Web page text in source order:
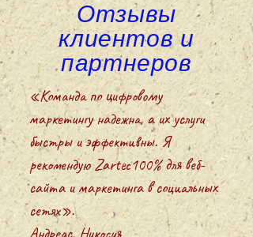
Отзывы
клиентов и
партнеров
«Команда по цифровому
маркетингу надежна, а их услуги
быстры и эффективны. Я
рекомендую Zartec100% для веб-
сайта и маркетинга в социальных
сетях».